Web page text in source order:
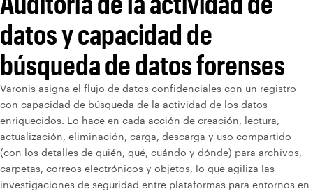
datos y capacidad de
búsqueda de datos forenses
Varonis asigna el flujo de datos confidenciales con un registro
con capacidad de búsqueda de la actividad de los datos
enriquecidos. Lo hace en cada acción de creación, lectura,
actualización, eliminación, carga, descarga y uso compartido
(con los detalles de quién, qué, cuándo y dónde) para archivos,
carpetas, correos electrónicos y objetos, lo que agiliza las
investigaciones de seguridad entre plataformas para entornos en